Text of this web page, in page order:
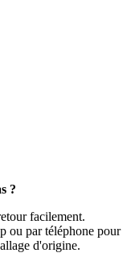
?
facilement.
ou par téléphone pour
d'origine.